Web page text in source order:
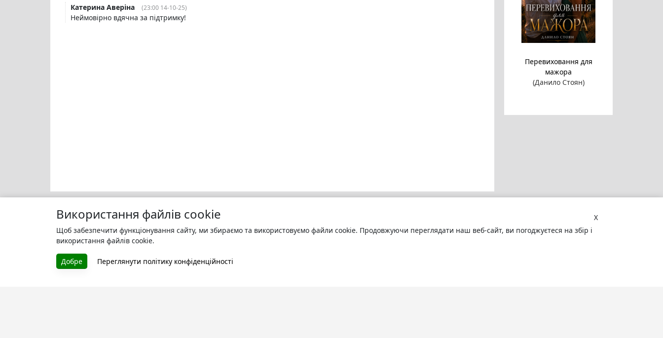
Катерина Аверіна
(23:00 14-10-25)
Неймовірно вдячна за підтримку!
Перевиховання для
мажора
(Данило Стоян)
X
Використання файлів cookie
Щоб забезпечити функціонування сайту, ми збираємо та використовуємо файли cookie. Продовжуючи переглядати наш веб-сайт, ви погоджуєтеся на збір і
використання файлів cookie.
Добре Переглянути політику конфіденційності
БУКУРУК
Літературна платформа і бібліотека
книг, які можна безкоштовно
Моя бібліотека
улюблені книги онлайн
Про сервіс